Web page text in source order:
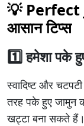
💡 Perfect
आसान टिप्स
1️⃣ हमेशा पके
स्वादिष्ट और
तरह पके हुए जामुन
खट्टा बना सकते हैं।